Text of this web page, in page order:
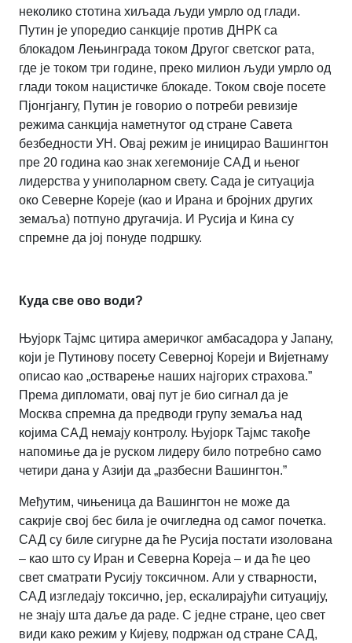
неколико стотина хиљада људи умрло од глади.
Путин је упоредио санкције против ДНРК са
блокадом Лењинграда током Другог светског рата,
где је током три године, преко милион људи умрло од
глади током нацистичке блокаде. Током своје посете
Пјонгјангу, Путин је говорио о потреби ревизије
режима санкција наметнутог од стране Савета
безбедности УН. Овај режим је иницирао Вашингтон
пре 20 година као знак хегемоније САД и њеног
лидерства у униполарном свету. Сада је ситуација
око Северне Кореје (као и Ирана и бројних других
земаља) потпуно другачија. И Русија и Кина су
спремне да јој понуде подршку.
Куда све ово води?
Њујорк Тајмс цитира америчког амбасадора у Јапану,
који је Путинову посету Северној Кореји и Вијетнаму
описао као „остварење наших најгорих страхова.”
Према дипломати, овај пут је био сигнал да је
Москва спремна да предводи групу земаља над
којима САД немају контролу. Њујорк Тајмс такође
напомиње да је руском лидеру било потребно само
четири дана у Азији да „разбесни Вашингтон.”
Међутим, чињеница да Вашингтон не може да
сакрије свој бес била је очигледна од самог почетка.
САД су биле сигурне да ће Русија постати изолована
– као што су Иран и Северна Кореја – и да ће цео
свет сматрати Русију токсичном. Али у стварности,
САД изгледају токсично, јер, ескалирајући ситуацију,
не знају шта даље да раде. С једне стране, цео свет
види како режим у Кијеву, подржан од стране САД,